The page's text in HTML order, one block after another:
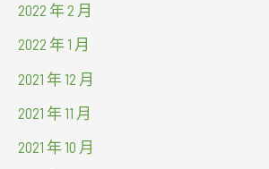
2022 年 2 月
2022 年 1 月
2021 年 12 月
2021 年 11 月
2021 年 10 月